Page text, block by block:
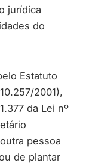
jurídica
do
Estatuto
2001),
da Lei nº
pessoa
de plantar